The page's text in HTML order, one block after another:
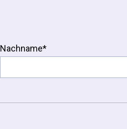
Nachname*